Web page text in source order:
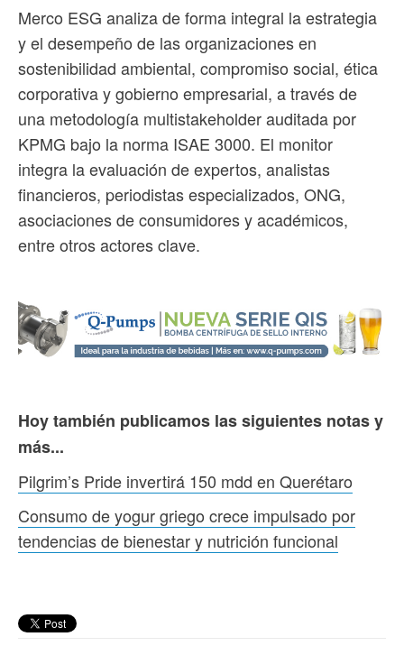
Merco ESG analiza de forma integral la estrategia
y el desempeño de las organizaciones en
sostenibilidad ambiental, compromiso social, ética
corporativa y gobierno empresarial, a través de
una metodología multistakeholder auditada por
KPMG bajo la norma ISAE 3000. El monitor
integra la evaluación de expertos, analistas
financieros, periodistas especializados, ONG,
asociaciones de consumidores y académicos,
entre otros actores clave.
Hoy también publicamos las siguientes notas y
más...
Pilgrim’s Pride invertirá 150 mdd en Querétaro
Consumo de yogur griego crece impulsado por
tendencias de bienestar y nutrición funcional